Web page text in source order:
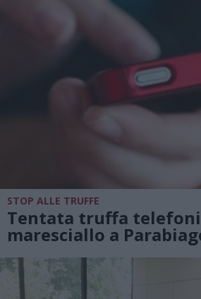
STOP ALLE TRUFFE
Tentata truffa
maresciallo a